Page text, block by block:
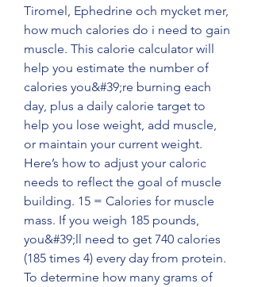
Tiromel, Ephedrine och mycket mer,
how much calories do i need to gain
muscle. This calorie calculator will
help you estimate the number of
calories you&#39;re burning each
day, plus a daily calorie target to
help you lose weight, add muscle,
or maintain your current weight.
Here’s how to adjust your caloric
needs to reflect the goal of muscle
building. 15 = Calories for muscle
mass. If you weigh 185 pounds,
you&#39;ll need to get 740 calories
(185 times 4) every day from protein.
To determine how many grams of